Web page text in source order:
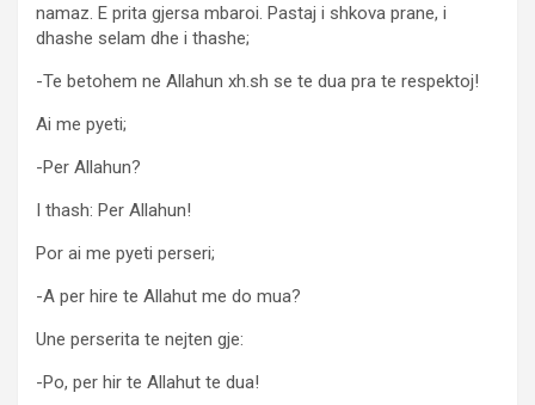
namaz. E prita gjersa mbaroi. Pastaj i shkova prane, i
dhashe selam dhe i thashe;
-Te betohem ne Allahun xh.sh se te dua pra te respektoj!
Ai me pyeti;
-Per Allahun?
I thash: Per Allahun!
Por ai me pyeti perseri;
-A per hire te Allahut me do mua?
Une perserita te nejten gje:
-Po, per hir te Allahut te dua!